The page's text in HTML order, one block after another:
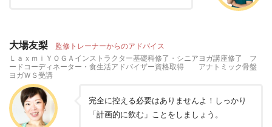
大場友梨 監修トレーナーからのアドバイス
ＬａｘｍｉＹＯＧＡインストラクター基礎科修了・シニアヨガ講座修了 フ
ードコーディネーター・食生活アドバイザー資格取得 アナトミック骨盤
ヨガＷＳ受講
完全に控える必要はありませんよ！しっかり
「計画的に飲む」ことをしましょう。